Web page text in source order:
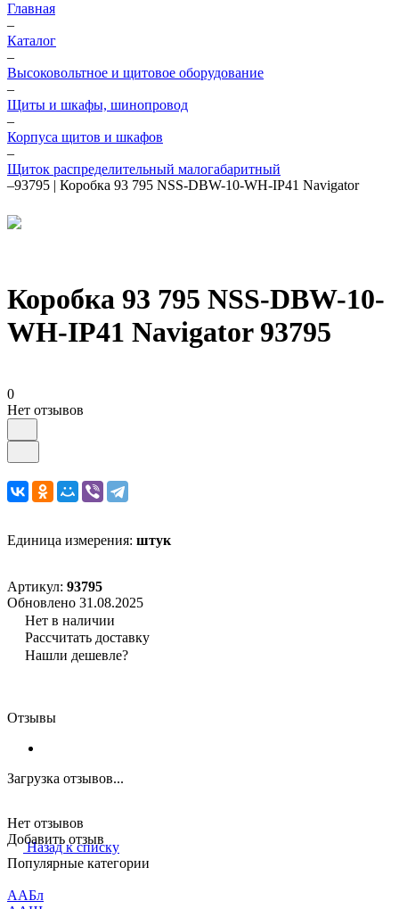
Главная
–
Каталог
–
Высоковольтное и щитовое оборудование
–
Щиты и шкафы, шинопровод
–
Корпуса щитов и шкафов
–
Щиток распределительный малогабаритный
–93795 | Коробка 93 795 NSS-DBW-10-WH-IP41 Navigator
Коробка 93 795 NSS-DBW-10-
WH-IP41 Navigator 93795
0
Нет отзывов
Единица измерения: штук
Артикул: 93795
Обновлено 31.08.2025
Нет в наличии
Рассчитать доставку
Нашли дешевле?
Отзывы
Загрузка отзывов...
Нет отзывов
Добавить отзыв
Назад к списку
Популярные категории
ААБл